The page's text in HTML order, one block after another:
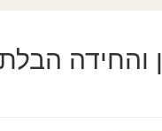
והחידה